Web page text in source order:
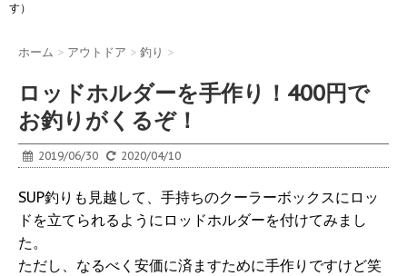
す）
ホーム > アウトドア > 釣り >
ロッドホルダーを手作り！400円で
お釣りがくるぞ！
2019/06/30 2020/04/10
SUP釣りも見越して、手持ちのクーラーボックスにロッ
ドを立てられるようにロッドホルダーを付けてみまし
た。
ただし、なるべく安価に済ますために手作りですけど笑